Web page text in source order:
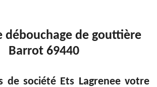
débouchage de gouttière
Barrot 69440
de société Ets Lagrenee votre